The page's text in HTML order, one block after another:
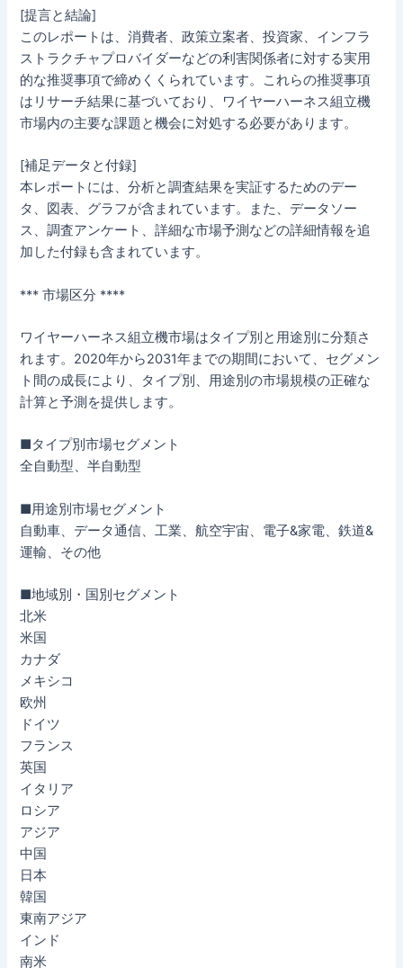
[提言と結論]
このレポートは、消費者、政策立案者、投資家、インフラ
ストラクチャプロバイダーなどの利害関係者に対する実用
的な推奨事項で締めくくられています。これらの推奨事項
はリサーチ結果に基づいており、ワイヤーハーネス組立機
市場内の主要な課題と機会に対処する必要があります。
[補足データと付録]
本レポートには、分析と調査結果を実証するためのデー
タ、図表、グラフが含まれています。また、データソー
ス、調査アンケート、詳細な市場予測などの詳細情報を追
加した付録も含まれています。
*** 市場区分 ****
ワイヤーハーネス組立機市場はタイプ別と用途別に分類さ
れます。2020年から2031年までの期間において、セグメン
ト間の成長により、タイプ別、用途別の市場規模の正確な
計算と予測を提供します。
■タイプ別市場セグメント
全自動型、半自動型
■用途別市場セグメント
自動車、データ通信、工業、航空宇宙、電子&家電、鉄道&
運輸、その他
■地域別・国別セグメント
北米
米国
カナダ
メキシコ
欧州
ドイツ
フランス
英国
イタリア
ロシア
アジア
中国
日本
韓国
東南アジア
インド
南米